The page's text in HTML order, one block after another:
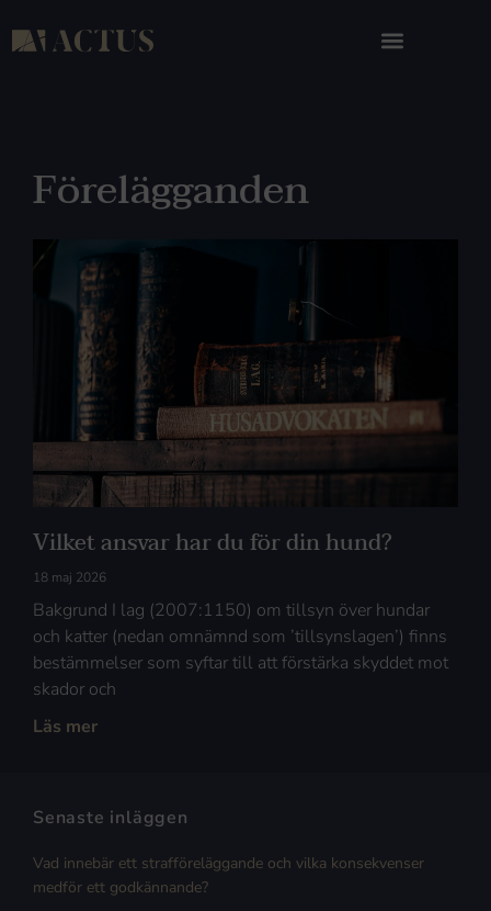
Förelägganden
Vilket ansvar har du för din hund?
18 maj 2026
Bakgrund I lag (2007:1150) om tillsyn över hundar
och katter (nedan omnämnd som ’tillsynslagen’) finns
bestämmelser som syftar till att förstärka skyddet mot
skador och
Läs mer
Senaste inläggen
Vad innebär ett strafföreläggande och vilka konsekvenser
medför ett godkännande?